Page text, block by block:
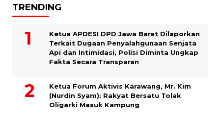
TRENDING
Ketua APDESI DPD Jawa Barat Dilaporkan
Terkait Dugaan Penyalahgunaan Senjata
Api dan Intimidasi, Polisi Diminta Ungkap
Fakta Secara Transparan
Ketua Forum Aktivis Karawang, Mr. Kim
(Nurdin Syam): Rakyat Bersatu Tolak
Oligarki Masuk Kampung